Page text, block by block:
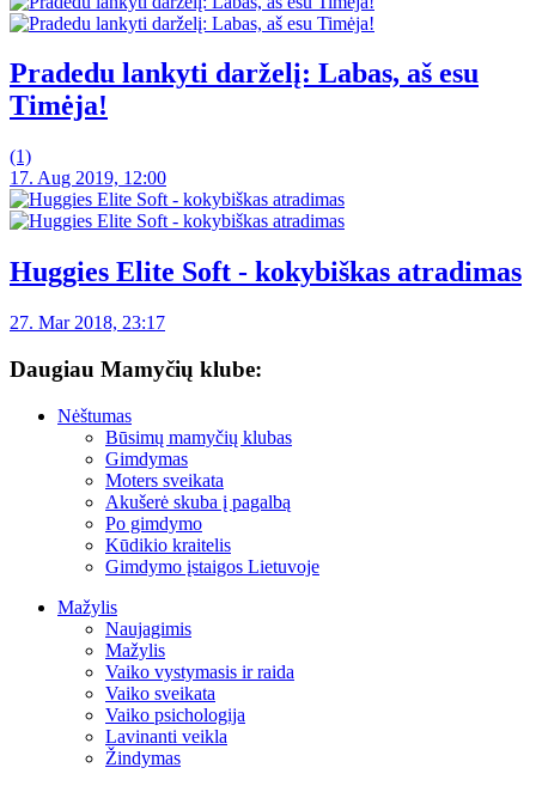
Pradedu lankyti darželį: Labas, aš esu
Timėja!
(1)
17. Aug 2019, 12:00
Huggies Elite Soft - kokybiškas atradimas
27. Mar 2018, 23:17
Daugiau Mamyčių klube:
Nėštumas
Būsimų mamyčių klubas
Gimdymas
Moters sveikata
Akušerė skuba į pagalbą
Po gimdymo
Kūdikio kraitelis
Gimdymo įstaigos Lietuvoje
Mažylis
Naujagimis
Mažylis
Vaiko vystymasis ir raida
Vaiko sveikata
Vaiko psichologija
Lavinanti veikla
Žindymas